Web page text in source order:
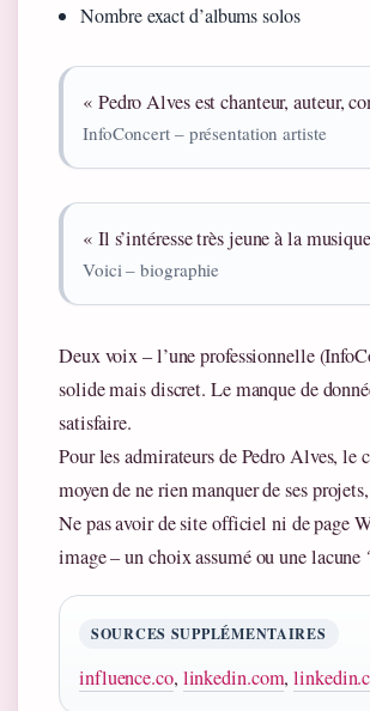
Nombre exact d’albums solos
« Pedro Alves est chanteur, auteur,
InfoConcert – présentation artiste
« Il s’intéresse très jeune à la
Voici – biographie
Deux voix – l’une professionnelle
solide mais discret. Le manque de
satisfaire.
Pour les admirateurs de Pedro Alves,
moyen de ne rien manquer de ses
Ne pas avoir de site officiel ni de page
image – un choix assumé ou une lacune
SOURCES SUPPLÉMENTAIRES
influence.co, linkedin.com,